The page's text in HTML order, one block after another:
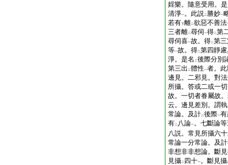
婬樂。隨意受用。
清淨一。此説二 勝妙一
若有下離二欲惡不善法
三者離二尋伺一得二第
尋伺喜一故。得二第
等一故。得二第四靜
淨。是名 二後際分別
第三出 二體性一者。
邊見。二邪見。對
所攝。答或二或一
故。一切者眷屬故
云。邊見差別。謂執
常論。及計二後際一
有二 八論一。七斷論
八説。常見所攝六
常論一分常論。及
非想非非想論。斷
見攝二 四十一。斷見攝